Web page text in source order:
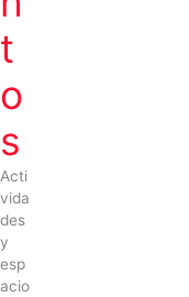
t
o
s
Acti
vida
des
y
esp
acio